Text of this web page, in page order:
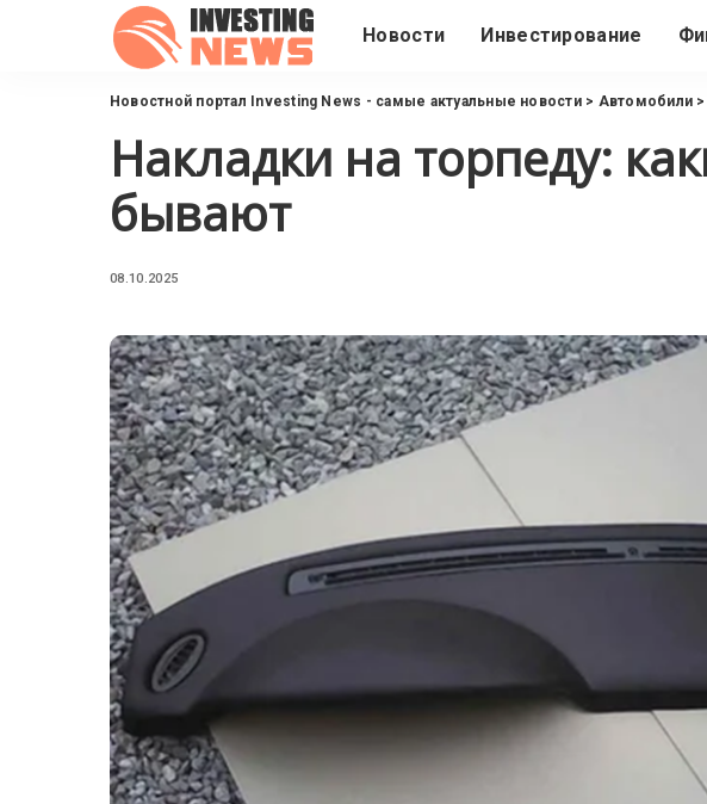
Новости Инвестирование
Новостной портал Investing News - самые актуальные новости> Автомобили >
Накладки на торпеду:
бывают
08.10.2025